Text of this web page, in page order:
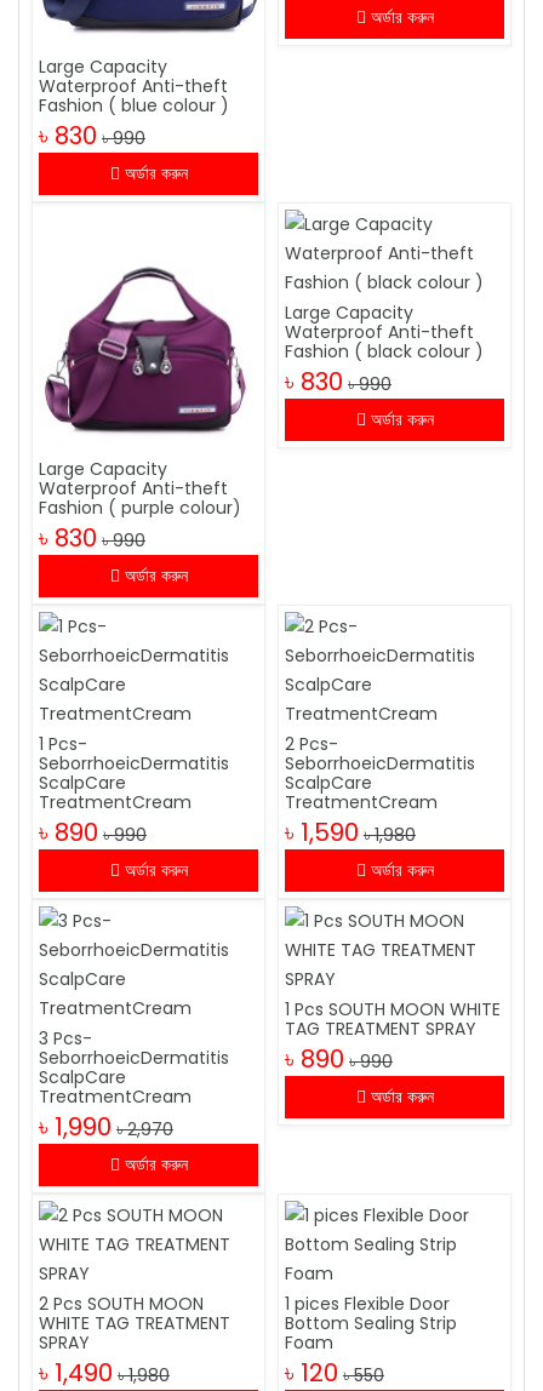
Large Capacity
Waterproof Anti-theft
Fashion ( blue colour )
৳ 830 ৳ 990
অর্ডার করুন
অর্ডার করুন
Large Capacity
Waterproof Anti-theft
Fashion ( purple colour)
৳ 830 ৳ 990
অর্ডার করুন
Large Capacity
Waterproof Anti-theft
Fashion ( black colour )
৳ 830 ৳ 990
অর্ডার করুন
1 Pcs-
SeborrhoeicDermatitis
ScalpCare
TreatmentCream
৳ 890 ৳ 990
অর্ডার করুন
2 Pcs-
SeborrhoeicDermatitis
ScalpCare
TreatmentCream
৳ 1,590 ৳ 1,980
অর্ডার করুন
3 Pcs-
SeborrhoeicDermatitis
ScalpCare
TreatmentCream
৳ 1,990 ৳ 2,970
অর্ডার করুন
1 Pcs SOUTH MOON WHITE
TAG TREATMENT SPRAY
৳ 890 ৳ 990
অর্ডার করুন
2 Pcs SOUTH MOON
WHITE TAG TREATMENT
SPRAY
৳ 1,490 ৳ 1,980
1 pices Flexible Door
Bottom Sealing Strip
Foam
৳ 120 ৳ 550